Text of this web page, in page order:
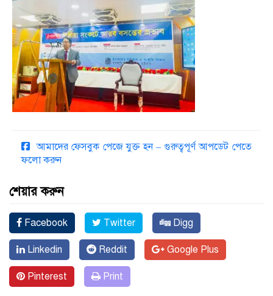
আমাদের ফেসবুক পেজে যুক্ত হন – গুরুত্বপূর্ণ আপডেট পেতে
ফলো করুন
শেয়ার করুন
Facebook Twitter Digg
Linkedin Reddit Google Plus
Pinterest Print